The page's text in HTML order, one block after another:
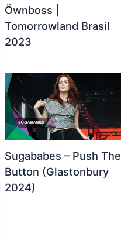
Öwnboss |
Tomorrowland Brasil
2023
Sugababes – Push The
Button (Glastonbury
2024)